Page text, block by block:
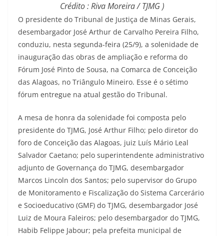
Crédito : Riva Moreira / TJMG )
O presidente do Tribunal de Justiça de Minas Gerais,
desembargador José Arthur de Carvalho Pereira Filho,
conduziu, nesta segunda-feira (25/9), a solenidade de
inauguração das obras de ampliação e reforma do
Fórum José Pinto de Sousa, na Comarca de Conceição
das Alagoas, no Triângulo Mineiro. Esse é o sétimo
fórum entregue na atual gestão do Tribunal.
A mesa de honra da solenidade foi composta pelo
presidente do TJMG, José Arthur Filho; pelo diretor do
foro de Conceição das Alagoas, juiz Luís Mário Leal
Salvador Caetano; pelo superintendente administrativo
adjunto de Governança do TJMG, desembargador
Marcos Lincoln dos Santos; pelo supervisor do Grupo
de Monitoramento e Fiscalização do Sistema Carcerário
e Socioeducativo (GMF) do TJMG, desembargador José
Luiz de Moura Faleiros; pelo desembargador do TJMG,
Habib Felippe Jabour; pela prefeita municipal de